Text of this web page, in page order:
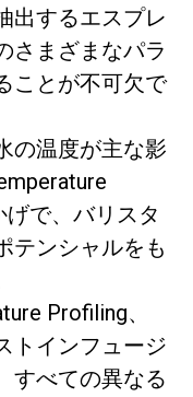
出するエスプレ
さまざまなパラ
ことが不可欠で
の温度が主な影
で、バリスタ
テンシャルをも
Profiling、
トインフュージ
すべての異なる